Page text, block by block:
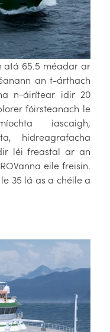
atá 65.5 méadar ar
an t-árthach
n-áirítear idir 20
fóirsteanach le
iascaigh,
hidreagrafacha
léi freastal ar an
eile freisin.
35 lá as a chéile a